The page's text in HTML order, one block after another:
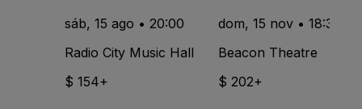
sáb, 15 ago • 20:00
Radio City Music Hall
$ 154+
dom, 15 nov • 18:30
Beacon Theatre
$ 202+